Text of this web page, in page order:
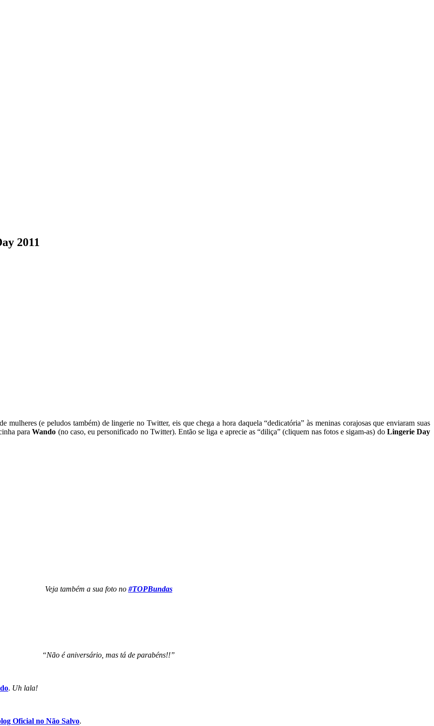
2011
(e peludos também) de lingerie no Twitter, eis que chega a hora daquela “dedicatória” às meninas corajosas que enviaram suas
paraWando (no caso, eu personificado no Twitter). Então se liga e aprecie as “diliça” (cliquem nas fotos e sigam-as) do Lingerie Day
Veja também a sua foto no #TOPBundas
“Não é aniversário, mas tá de parabéns!!”
. Uh lala!
Oficial no Não Salvo.